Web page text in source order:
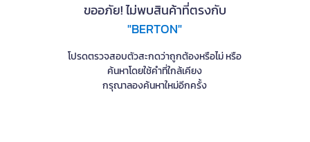
ขออภัย! ไม่พบสินค้าที่ตรงกับ
"BERTON"
โปรดตรวจสอบตัวสะกดว่าถูกต้องหรือไม่ หรือ
ค้นหาโดยใช้คำที่ใกล้เคียง
กรุณาลองค้นหาใหม่อีกครั้ง